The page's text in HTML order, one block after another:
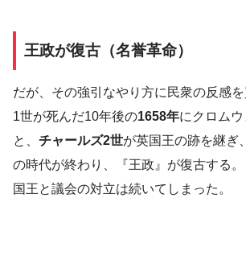
王政が復古（名誉革命）
だが、その強引なやり方に民衆の反感
1世が死んだ10年後の1658年にクロム
と、 チャールズ2世が英国王の跡を継ぎ、
の時代が終わり、『王政』が復古する
国王と議会の対立は続いてしまった。